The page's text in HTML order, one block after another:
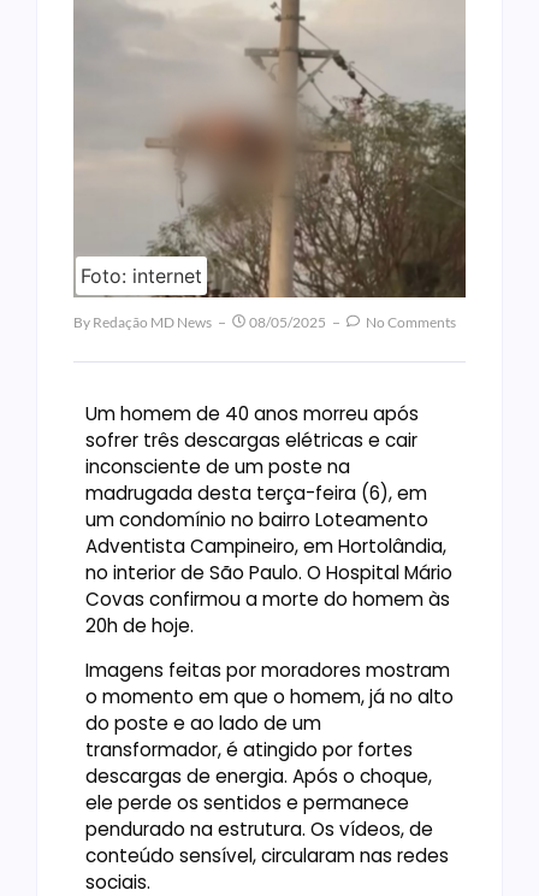
Foto: internet
By Redação MD News 08/05/2025 No Comments
Um homem de 40 anos morreu após
sofrer três descargas elétricas e cair
inconsciente de um poste na
madrugada desta terça-feira (6), em
um condomínio no bairro Loteamento
Adventista Campineiro, em Hortolândia,
no interior de São Paulo. O Hospital Mário
Covas confirmou a morte do homem às
20h de hoje.
Imagens feitas por moradores mostram
o momento em que o homem, já no alto
do poste e ao lado de um
transformador, é atingido por fortes
descargas de energia. Após o choque,
ele perde os sentidos e permanece
pendurado na estrutura. Os vídeos, de
conteúdo sensível, circularam nas redes
sociais.